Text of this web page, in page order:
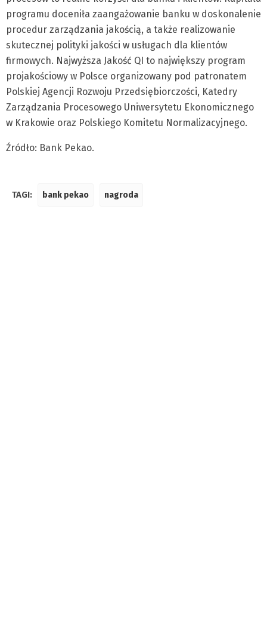
programu doceniła zaangażowanie banku w doskonalenie
procedur zarządzania jakością, a także realizowanie
skutecznej polityki jakości w usługach dla klientów
firmowych. Najwyższa Jakość QI to największy program
projakościowy w Polsce organizowany pod patronatem
Polskiej Agencji Rozwoju Przedsiębiorczości, Katedry
Zarządzania Procesowego Uniwersytetu Ekonomicznego
w Krakowie oraz Polskiego Komitetu Normalizacyjnego.
Źródło: Bank Pekao.
TAGI: bank pekao nagroda